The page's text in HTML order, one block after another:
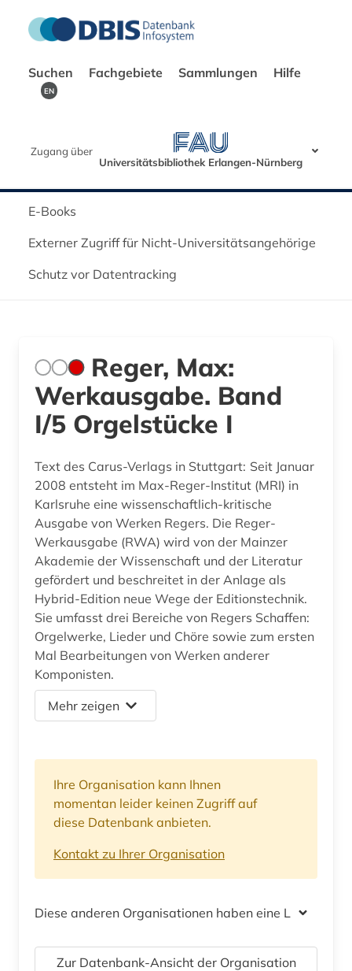
Suchen Fachgebiete Sammlungen Hilfe
EN
Zugang über
Universitätsbibliothek Erlangen-Nürnberg
E-Books
Externer Zugriff für Nicht-Universitätsangehörige
Schutz vor Datentracking
Reger, Max:
Werkausgabe. Band
I/5 Orgelstücke I
Text des Carus-Verlags in Stuttgart: Seit Januar
2008 entsteht im Max-Reger-Institut (MRI) in
Karlsruhe eine wissenschaftlich-kritische
Ausgabe von Werken Regers. Die Reger-
Werkausgabe (RWA) wird von der Mainzer
Akademie der Wissenschaft und der Literatur
gefördert und beschreitet in der Anlage als
Hybrid-Edition neue Wege der Editionstechnik.
Sie umfasst drei Bereiche von Regers Schaffen:
Orgelwerke, Lieder und Chöre sowie zum ersten
Mal Bearbeitungen von Werken anderer
Komponisten.
Mehr zeigen
Ihre Organisation kann Ihnen
momentan leider keinen Zugriff auf
diese Datenbank anbieten.
Kontakt zu Ihrer Organisation
Diese anderen Organisationen haben eine Lizenz
Zur Datenbank-Ansicht der Organisation